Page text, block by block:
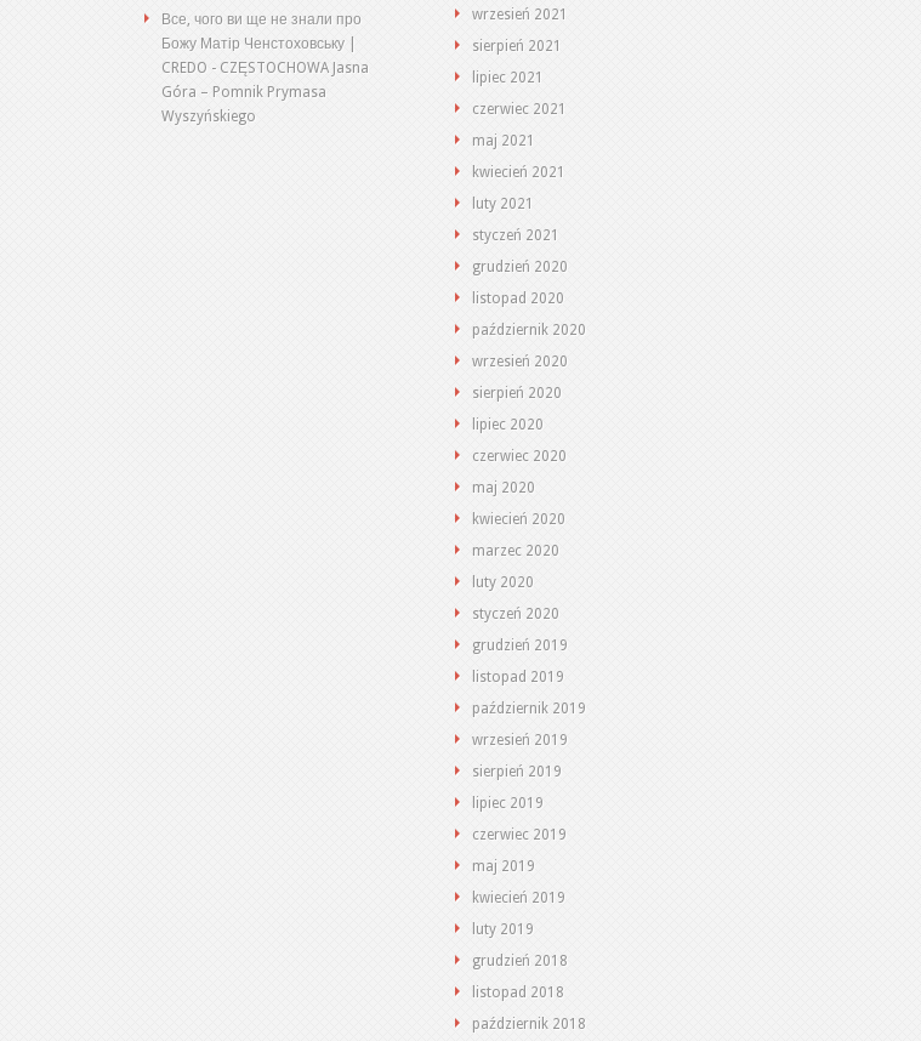
Все, чого ви ще не знали про
Божу Матір Ченстоховську |
CREDO - CZĘSTOCHOWA Jasna
Góra – Pomnik Prymasa
Wyszyńskiego
wrzesień 2021
sierpień 2021
lipiec 2021
czerwiec 2021
maj 2021
kwiecień 2021
luty 2021
styczeń 2021
grudzień 2020
listopad 2020
październik 2020
wrzesień 2020
sierpień 2020
lipiec 2020
czerwiec 2020
maj 2020
kwiecień 2020
marzec 2020
luty 2020
styczeń 2020
grudzień 2019
listopad 2019
październik 2019
wrzesień 2019
sierpień 2019
lipiec 2019
czerwiec 2019
maj 2019
kwiecień 2019
luty 2019
grudzień 2018
listopad 2018
październik 2018